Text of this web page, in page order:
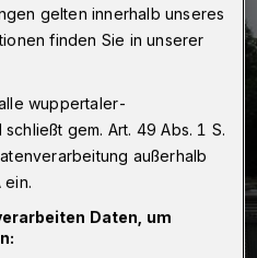
gelten innerhalb unseres
finden Sie in unserer
wuppertaler-
gem. Art. 49 Abs. 1 S.
außerhalb
ein.
Daten, um